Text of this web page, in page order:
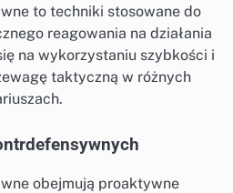
to techniki stosowane do
reagowania na działania
na wykorzystaniu szybkości i
taktyczną w różnych
obejmują proaktywne